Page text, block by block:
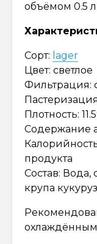
объёмом 0.5 л.
Сорт: lager
Цвет: светлое
Фильтрация:
Плотность:
Содержание
продукта
Состав:
крупа